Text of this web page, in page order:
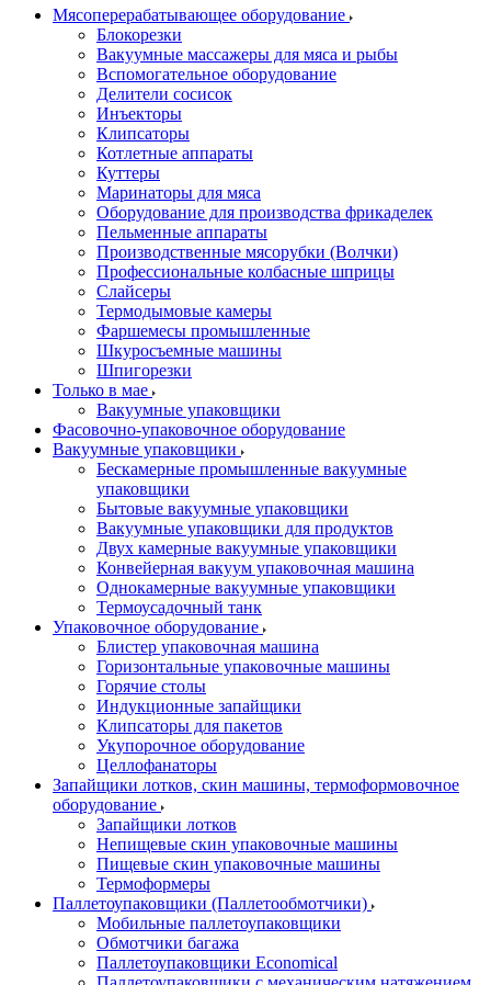
Мясоперерабатывающее оборудование
Блокорезки
Вакуумные массажеры для мяса и рыбы
Вспомогательное оборудование
Делители сосисок
Инъекторы
Клипсаторы
Котлетные аппараты
Куттеры
Маринаторы для мяса
Оборудование для производства фрикаделек
Пельменные аппараты
Производственные мясорубки (Волчки)
Профессиональные колбасные шприцы
Слайсеры
Термодымовые камеры
Фаршемесы промышленные
Шкуросъемные машины
Шпигорезки
Только в мае
Вакуумные упаковщики
Фасовочно-упаковочное оборудование
Вакуумные упаковщики
Бескамерные промышленные вакуумные
упаковщики
Бытовые вакуумные упаковщики
Вакуумные упаковщики для продуктов
Двух камерные вакуумные упаковщики
Конвейерная вакуум упаковочная машина
Однокамерные вакуумные упаковщики
Термоусадочный танк
Упаковочное оборудование
Блистер упаковочная машина
Горизонтальные упаковочные машины
Горячие столы
Индукционные запайщики
Клипсаторы для пакетов
Укупорочное оборудование
Целлофанаторы
Запайщики лотков, скин машины, термоформовочное
оборудование
Запайщики лотков
Непищевые скин упаковочные машины
Пищевые скин упаковочные машины
Термоформеры
Паллетоупаковщики (Паллетообмотчики)
Мобильные паллетоупаковщики
Обмотчики багажа
Паллетоупаковщики Economical